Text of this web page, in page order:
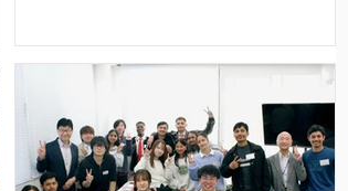
答え、本校での学習への強い意欲を感じまし
た。続いてミャンマー出身のメリーさんが新
入生を代表して「感謝の気持ちを忘れず、目
標に向けて努力します」と先生方、仲間を前
に誓いの言葉を述べました。 新入生の皆さん
は、海外での生活に大きな不安を感じている
かもしれませんが、心配しないでください。